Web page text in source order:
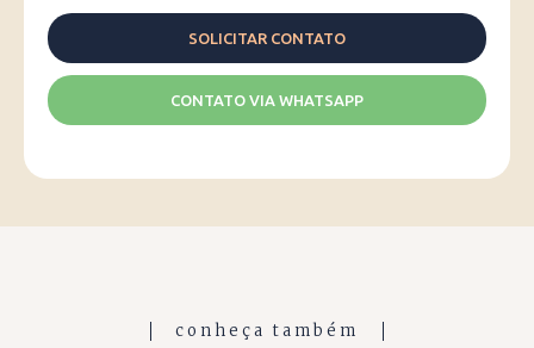
CONTATO VIA WHATSAPP
conheça também